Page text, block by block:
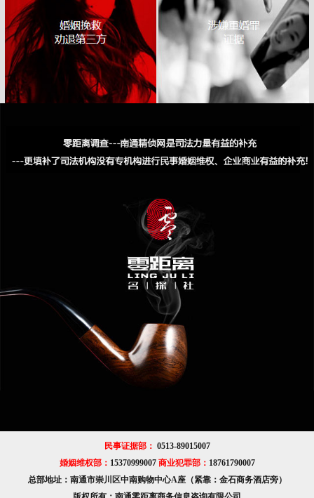
民事证据部： 0513-89015007
婚姻维权部： 15370999007 商业犯罪部： 18761790007
总部地址：南通市崇川区中南购物中心A座（紧靠：金石商务酒店旁）